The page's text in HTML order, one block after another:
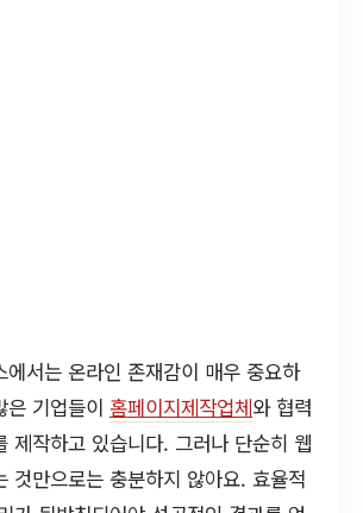
에서는 온라인 존재감이 매우 중요하
은 기업들이 홈페이지제작업체와 협력
제작하고 있습니다. 그러나 단순히 웹
것만으로는 충분하지 않아요. 효율적